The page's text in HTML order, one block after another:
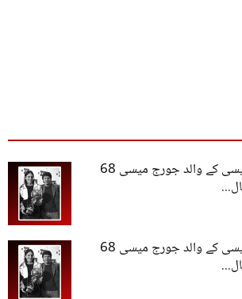
معروف فٹبالر لیونل میسی کے والد جورج میسی 68
معروف فٹبالر لیونل میسی کے والد جورج میسی 68